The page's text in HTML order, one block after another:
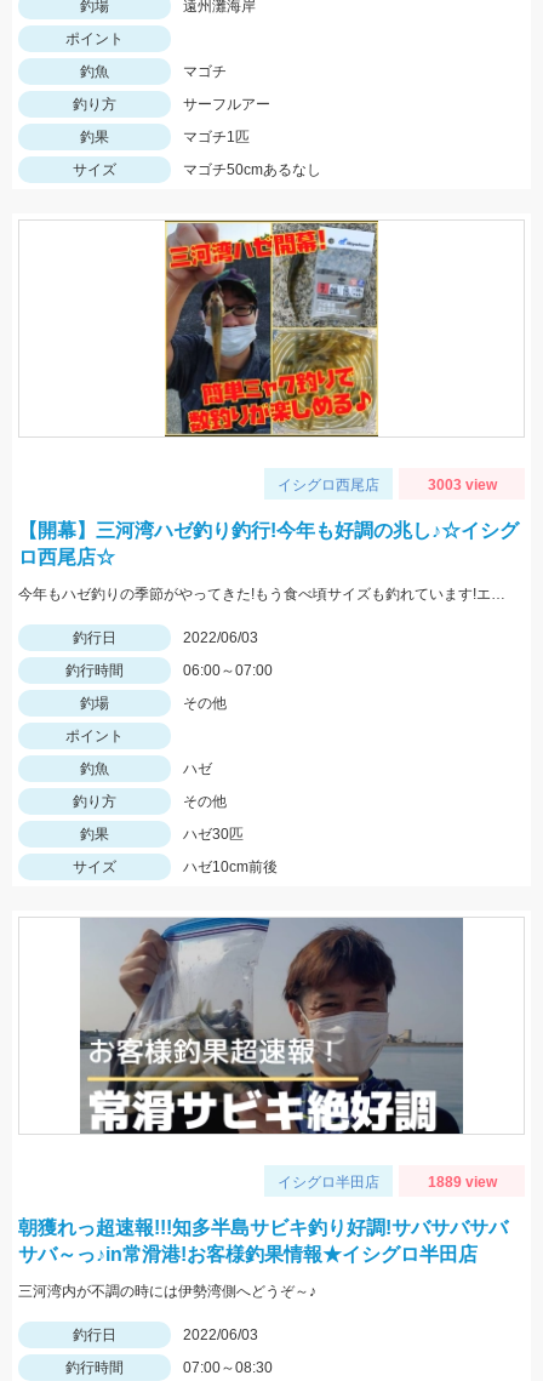
釣場
遠州灘海岸
ポイント
釣魚
マゴチ
釣り方
サーフルアー
釣果
マゴチ1匹
サイズ
マゴチ50cmあるなし
イシグロ西尾店 3003 view
【開幕】三河湾ハゼ釣り釣行!今年も好調の兆し♪☆イシグ
ロ西尾店☆
今年もハゼ釣りの季節がやってきた!もう食べ頃サイズも釣れています!エサは石ゴカイでミャク釣りが吉!
釣行日
2022/06/03
釣行時間
06:00～07:00
釣場
その他
ポイント
釣魚
ハゼ
釣り方
その他
釣果
ハゼ30匹
サイズ
ハゼ10cm前後
イシグロ半田店 1889 view
朝獲れっ超速報!!!知多半島サビキ釣り好調!サバサバサバ
サバ～っ♪in常滑港!お客様釣果情報★イシグロ半田店
三河湾内が不調の時には伊勢湾側へどうぞ～♪
釣行日
2022/06/03
釣行時間
07:00～08:30